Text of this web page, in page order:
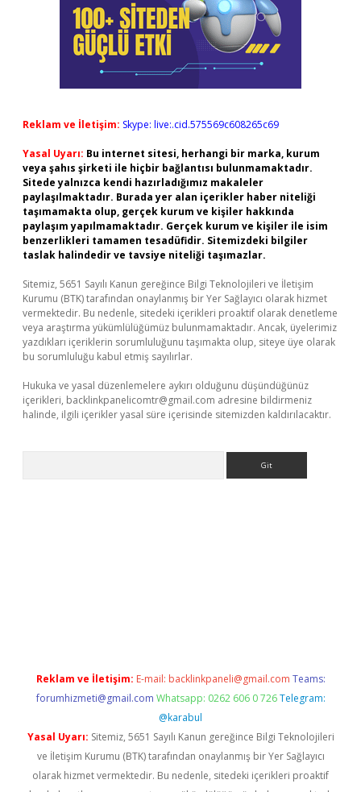
Reklam ve İletişim: Skype: live:.cid.575569c608265c69
Yasal Uyarı: Bu internet sitesi, herhangi bir marka, kurum
veya şahıs şirketi ile hiçbir bağlantısı bulunmamaktadır.
Sitede yalnızca kendi hazırladığımız makaleler
paylaşılmaktadır. Burada yer alan içerikler haber niteliği
taşımamakta olup, gerçek kurum ve kişiler hakkında
paylaşım yapılmamaktadır. Gerçek kurum ve kişiler ile isim
benzerlikleri tamamen tesadüfidir. Sitemizdeki bilgiler
taslak halindedir ve tavsiye niteliği taşımazlar.
Sitemiz, 5651 Sayılı Kanun gereğince Bilgi Teknolojileri ve İletişim
Kurumu (BTK) tarafından onaylanmış bir Yer Sağlayıcı olarak hizmet
vermektedir. Bu nedenle, sitedeki içerikleri proaktif olarak denetleme
veya araştırma yükümlülüğümüz bulunmamaktadır. Ancak, üyelerimiz
yazdıkları içeriklerin sorumluluğunu taşımakta olup, siteye üye olarak
bu sorumluluğu kabul etmiş sayılırlar.
Hukuka ve yasal düzenlemelere aykırı olduğunu düşündüğünüz
içerikleri, backlinkpanelicomtr@gmail.com adresine bildirmeniz
halinde, ilgili içerikler yasal süre içerisinde sitemizden kaldırılacaktır.
Reklam ve İletişim: E-mail: backlinkpaneli@gmail.com Teams:
forumhizmeti@gmail.com Whatsapp: 0262 606 0 726 Telegram:
@karabul
Yasal Uyarı: Sitemiz, 5651 Sayılı Kanun gereğince Bilgi Teknolojileri
ve İletişim Kurumu (BTK) tarafından onaylanmış bir Yer Sağlayıcı
olarak hizmet vermektedir. Bu nedenle, sitedeki içerikleri proaktif